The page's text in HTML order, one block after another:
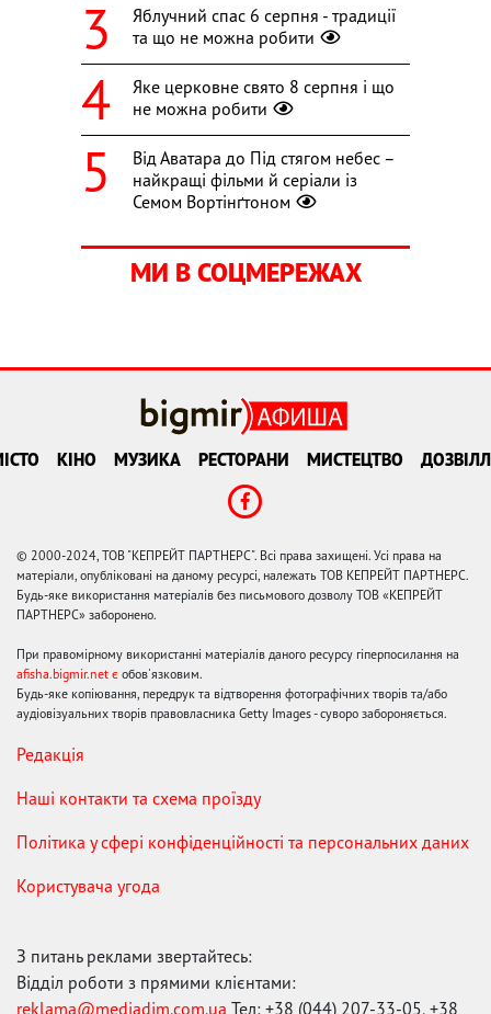
Яблучний спас 6 серпня - традиції
та що не можна робити
Яке церковне свято 8 серпня і що
не можна робити
Від Аватара до Під стягом небес –
найкращі фільми й серіали із
Семом Вортінґтоном
МИ В СОЦМЕРЕЖАХ
КІНО МУЗИКА РЕСТОРАНИ МИСТЕЦТВО
© 2000-2024, ТОВ "КЕПРЕЙТ ПАРТНЕРС". Всі права захищені. Усі права на
матеріали, опубліковані на даному ресурсі, належать ТОВ КЕПРЕЙТ ПАРТНЕРС.
Будь-яке використання матеріалів без письмового дозволу ТОВ «КЕПРЕЙТ
ПАРТНЕРС» заборонено.
При правомірному використанні матеріалів даного ресурсу гіперпосилання на
afisha.bigmir.net є обов'язковим.
Будь-яке копіювання, передрук та відтворення фотографічних творів та/або
аудіовізуальних творів правовласника Getty Images - суворо забороняється.
Редакція
Наші контакти та схема проїзду
Політика у сфері конфіденційності та персональних даних
Користувача угода
З питань реклами звертайтесь:
Відділ роботи з прямими клієнтами:
reklama@mediadim.com.ua Тел: +38 (044) 207-33-05, +38